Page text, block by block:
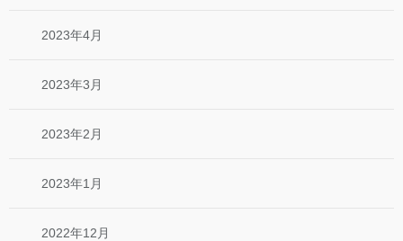
2023年4月
2023年3月
2023年2月
2023年1月
2022年12月